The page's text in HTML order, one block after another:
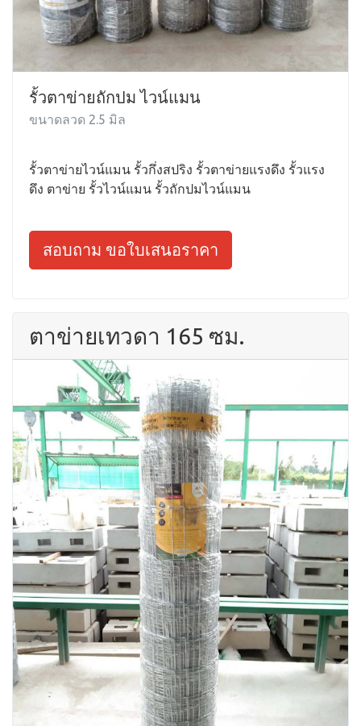
รั้วตาข่ายถักปม ไวน์แมน
ขนาดลวด 2.5 มิล
รั้วตาข่ายไวน์แมน รั้วกึ่งสปริง รั้วตาข่ายแรงดึง รั้วแรง
ดึง ตาข่าย รั้วไวน์แมน รั้วถักปมไวน์แมน
สอบถาม ขอใบเสนอราคา
ตาข่ายเทวดา 165 ซม.